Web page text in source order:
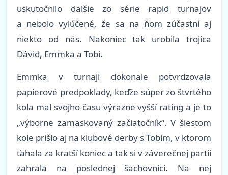
uskutočnilo ďalšie zo série rapid turnajov
a nebolo vylúčené, že sa na ňom zúčastní aj
niekto od nás. Nakoniec tak urobila trojica
Dávid, Emmka a Tobi.
Emmka v turnaji dokonale potvrdzovala
papierové predpoklady, keďže súper zo štvrtého
kola mal svojho času výrazne vyšší rating a je to
„výborne zamaskovaný začiatočník“. V šiestom
kole prišlo aj na klubové derby s Tobim, v ktorom
ťahala za kratší koniec a tak si v záverečnej partii
zahrala na poslednej šachovnici. Na nej